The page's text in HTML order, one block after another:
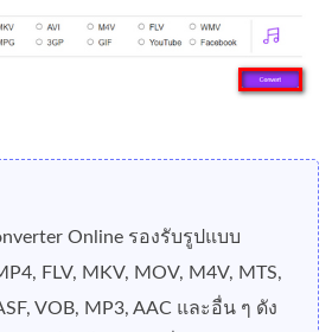
Online รองรับรูปแบบ
FLV, MKV, MOV, M4V, MTS,
VOB, MP3, AAC และอื่น ๆ ดัง